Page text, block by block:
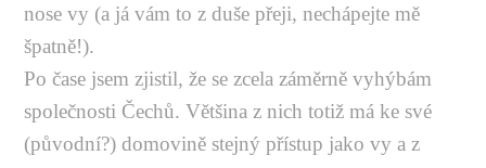
nose vy (a já vám to z duše přeji, nechápejte mě
špatně!).
Po čase jsem zjistil, že se zcela záměrně vyhýbám
společnosti Čechů. Většina z nich totiž má ke své
(původní?) domovině stejný přístup jako vy a z